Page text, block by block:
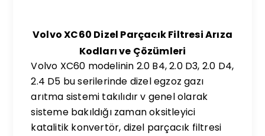
Volvo XC60 Dizel Parçacık Filtresi Arıza
Kodları ve Çözümleri
Volvo XC60 modelinin 2.0 B4, 2.0 D3, 2.0 D4,
2.4 D5 bu serilerinde dizel egzoz gazı
arıtma sistemi takılıdır v genel olarak
sisteme bakıldığı zaman oksitleyici
katalitik konvertör, dizel parçacık filtresi